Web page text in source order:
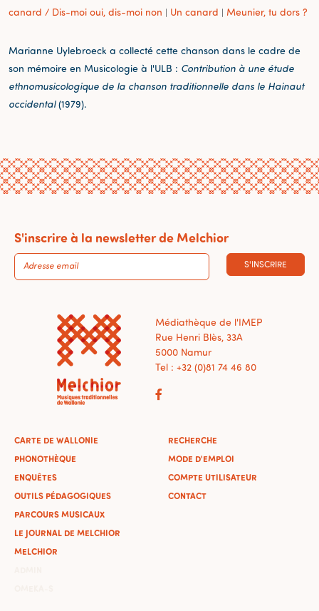
canard / Dis-moi oui, dis-moi non | Un canard | Meunier, tu dors ?
Marianne Uylebroeck a collecté cette chanson dans le cadre de
son mémoire en Musicologie à l'ULB : Contribution à une étude
ethnomusicologique de la chanson traditionnelle dans le Hainaut
occidental(1979).
S'inscrire à la newsletter de Melchior
S'INSCRIRE
Médiathèque de l'IMEP
Rue Henri Blès, 33A
5000 Namur
Tel : +32 (0)81 74 46 80
CARTE DE WALLONIE
PHONOTHÈQUE
ENQUÊTES
OUTILS PÉDAGOGIQUES
PARCOURS MUSICAUX
LE JOURNAL DE MELCHIOR
MELCHIOR
RECHERCHE
MODE D'EMPLOI
COMPTE UTILISATEUR
CONTACT